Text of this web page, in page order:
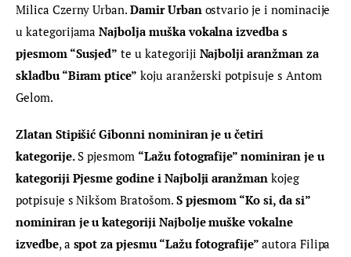
Milica Czerny Urban. Damir Urban ostvario je i nominacije
u kategorijama Najbolja muška vokalna izvedba s
pjesmom “Susjed” te u kategoriji Najbolji aranžman za
skladbu “Biram ptice” koju aranžerski potpisuje s Antom
Gelom.
Zlatan Stipišić Gibonni nominiran je u četiri
kategorije. S pjesmom “Lažu fotografije” nominiran je u
kategoriji Pjesme godine i Najbolji aranžman kojeg
potpisuje s Nikšom Bratošom. S pjesmom “Ko si, da si”
nominiran je u kategoriji Najbolje muške vokalne
izvedbe, a spot za pjesmu “Lažu fotografije” autora Filipa